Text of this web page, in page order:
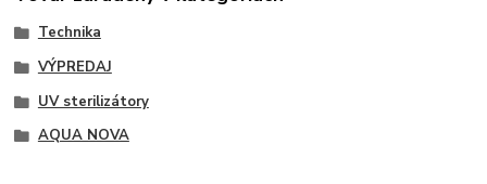
Technika
VÝPREDAJ
UV sterilizátory
AQUA NOVA